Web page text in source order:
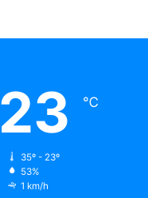
23 ℃
35º - 23º
53%
1 km/h